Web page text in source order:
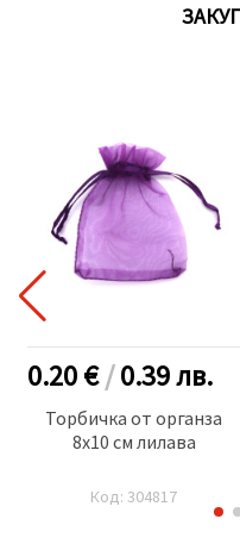
0.20 €/0.39лв.
Торбичка от органза
8x10 см лилава
Код: 304817